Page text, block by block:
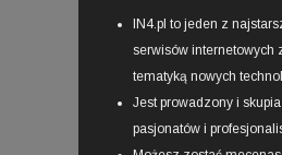
IN4.pl to jeden z
serwisów internetowych
tematyką nowych
Jest prowadzony i
pasjonatów i